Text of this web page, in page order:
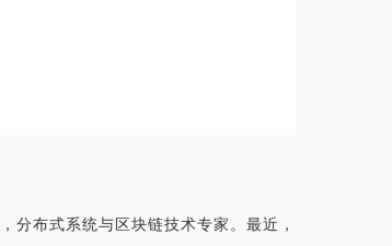
布式系统与区块链技术专家。最近，